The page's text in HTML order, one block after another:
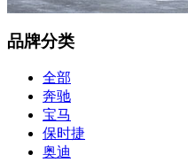
品牌分类
全部
奔驰
宝马
保时捷
奥迪